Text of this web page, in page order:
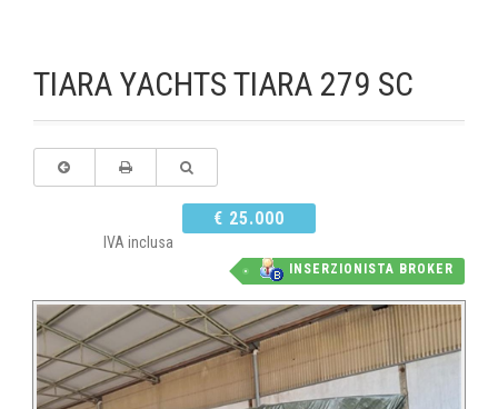
TIARA YACHTS TIARA 279 SC
€ 25.000
IVA inclusa
INSERZIONISTA BROKER